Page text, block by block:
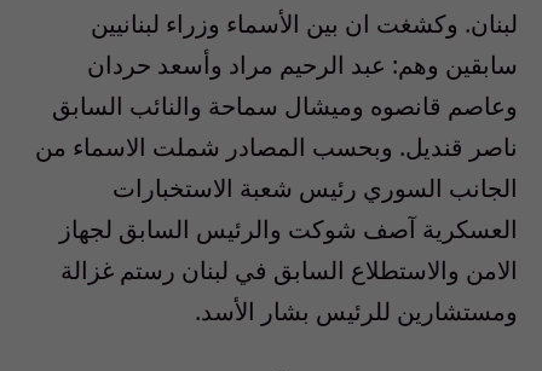
لبنان. وكشغت ان بين الأسماء وزراء لبنانيين
سابقين وهم: عبد الرحيم مراد وأسعد حردان
وعاصم قانصوه وميشال سماحة والنائب السابق
ناصر قنديل. وبحسب المصادر شملت الاسماء من
الجانب السوري رئيس شعبة الاستخبارات
العسكرية آصف شوكت والرئيس السابق لجهاز
الامن والاستطلاع السابق في لبنان رستم غزالة
ومستشارين للرئيس بشار الأسد.